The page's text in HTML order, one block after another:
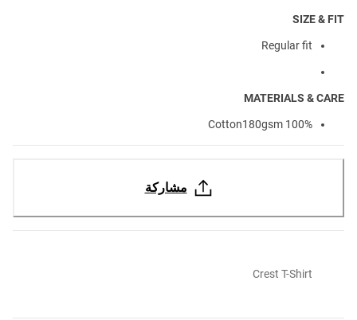
SIZE & FIT
Regular fit
MATERIALS & CARE
100% Cotton180gsm
مشاركة
Crest T-Shirt